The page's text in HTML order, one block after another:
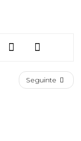
Seguinte